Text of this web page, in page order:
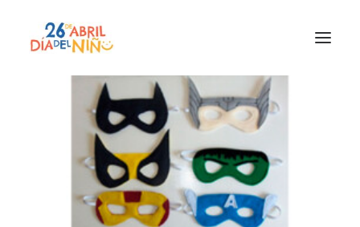
¿Qué es el Día del Niño?
¿Cómo lo vamos a celebrar?
Participa con tu cole